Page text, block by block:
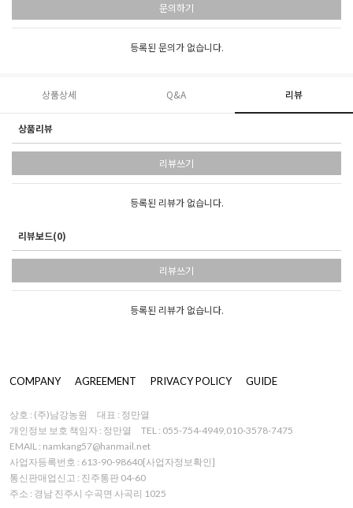
문의하기
등록된 문의가 없습니다.
상품상세 Q&A 리뷰
상품리뷰
리뷰쓰기
등록된 리뷰가 없습니다.
리뷰보드(0)
리뷰쓰기
등록된 리뷰가 없습니다.
COMPANY AGREEMENT PRIVACY POLICY GUIDE
상호 : (주)남강농원
대표 : 정만열
개인정보 보호 책임자 : 정만열
TEL : 055-754-4949,010-3578-7475
EMAIL : namkang57@hanmail.net
사업자등록번호 : 613-90-98640[사업자정보확인]
통신판매업신고 : 진주통판 04-60
주소 : 경남 진주시 수곡면 사곡리 1025